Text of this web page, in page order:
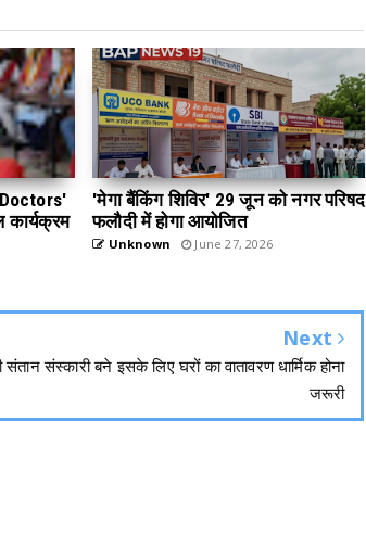
Doctors'
कार्यक्रम
'मेगा बैंकिंग शिविर' 29 जून को नगर परिषद
फलौदी में होगा आयोजित
Unknown June 27, 2026
Next
संतान संस्कारी बने इसके लिए घरों का वातावरण धार्मिक होना
जरूरी